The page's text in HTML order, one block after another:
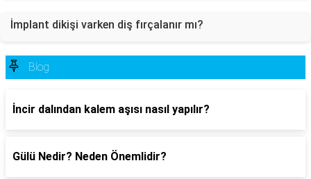
İmplant dikişi varken diş fırçalanır mı?
Blog
İncir dalından kalem aşısı nasıl yapılır?
Gülü Nedir? Neden Önemlidir?